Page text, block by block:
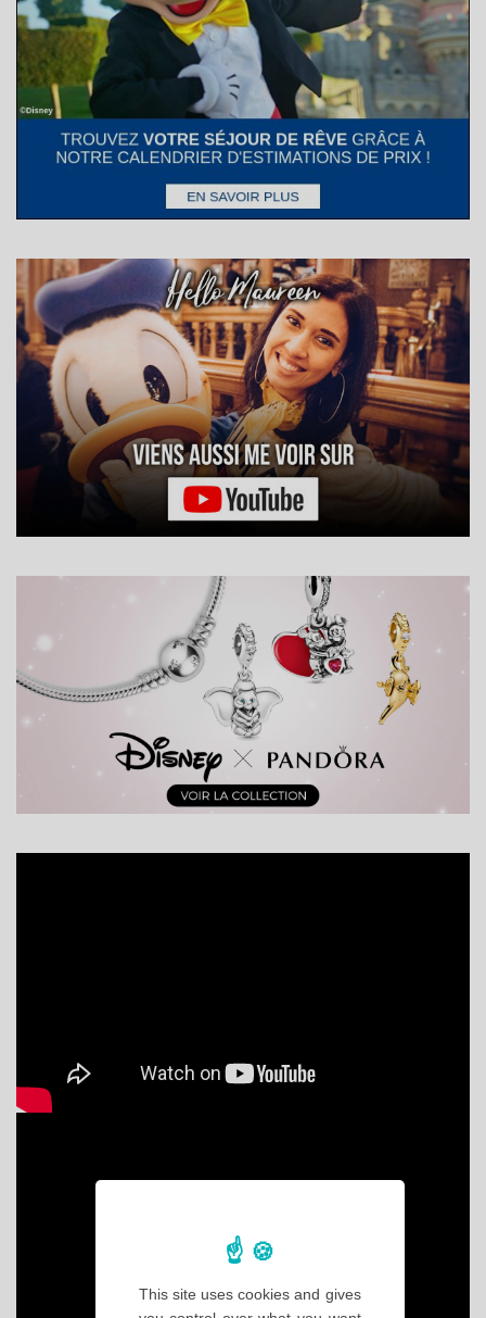
This site uses cookies and gives